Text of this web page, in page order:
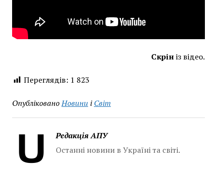
Скрініз відео.
Переглядів: 1 823
ОпублікованоНовини іСвіт
Редакція АПУ
Останні новини в Україні та світі.